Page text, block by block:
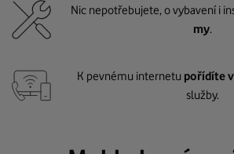
Nic nepotřebujete, o vybavení i
my.
K pevnému internetu pořídíte
služby.